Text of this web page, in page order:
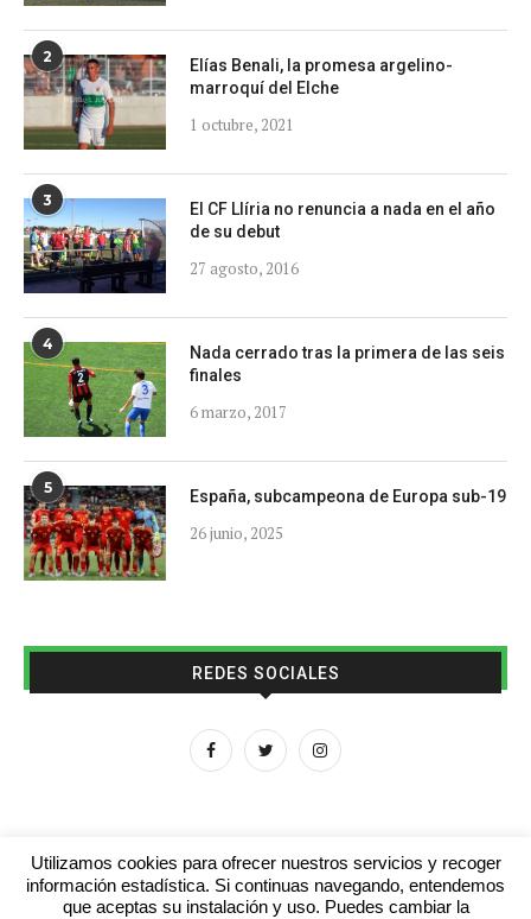
2
Elías Benali, la promesa argelino-
marroquí del Elche
1 octubre, 2021
3
El CF Llíria no renuncia a nada en el año
de su debut
27 agosto, 2016
4
Nada cerrado tras la primera de las seis
finales
6 marzo, 2017
5 España, subcampeona de Europa sub-19
26 junio, 2025
REDES SOCIALES
Utilizamos cookies para ofrecer nuestros servicios y recoger
información estadística. Si continuas navegando, entendemos
que aceptas su instalación y uso. Puedes cambiar la